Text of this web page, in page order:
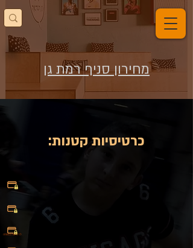
מחירון סניף רמת גן
:כרטיסיות קטנות
לרכישה בטוחה